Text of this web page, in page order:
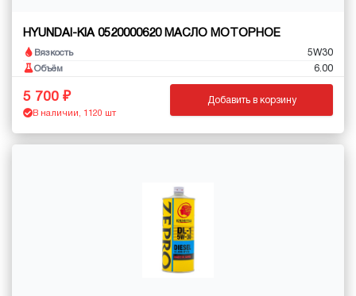
HYUNDAI-KIA 0520000620 МАСЛО МОТОРНОЕ
Вязкость 5W30
Объём 6.00
5 700
В наличии, 1120 шт
Добавить в корзину